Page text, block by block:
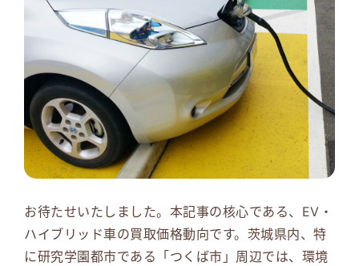
お待たせいたしました。本記事の核心である、EV・
ハイブリッド車の買取価格動向です。茨城県内、特
に研究学園都市である「つくば市」周辺では、環境